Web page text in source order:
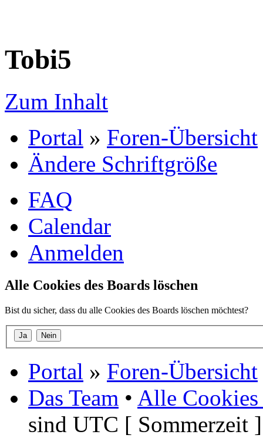
Tobi5
Zum Inhalt
Portal » Foren-Übersicht
Ändere Schriftgröße
FAQ
Calendar
Anmelden
Alle Cookies des Boards löschen
Bist du sicher, dass du alle Cookies des Boards löschen möchtest?
Portal » Foren-Übersicht
Das Team • Alle Cookies
sind UTC [ Sommerzeit ]